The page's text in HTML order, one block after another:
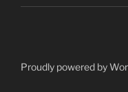
Proudly powered by